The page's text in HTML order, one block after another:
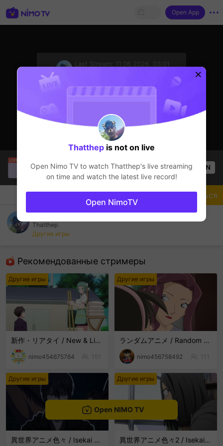
Open App
Last Stream:
11.06.2026, 03:01
Adatudegames
is live!
Другие игры
52 Views OPEN
Чат Стример
Thatthep
Другие игры
Рекомендованные стримеры
Другие игры
新作・リアタイ / New & Live Streams
nimo454675764 151
Другие игры
ランダムアニメ / Random Anime
nimo456758492 111
Другие игры
異世界アニメ色々 / Isekai Anime Mix
Другие игры
異世界アニメ色々2 / Isekai Anime Mix2
Подписаться
Open NIMO TV
Thatthep is not on live
Open Nimo TV to watch Thatthep's live streaming
on time and watch the latest live record!
Open NimoTV
sentinelEnd